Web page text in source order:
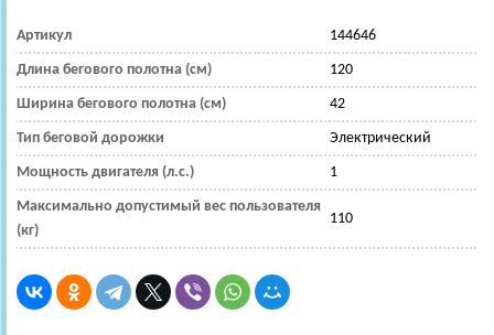
Артикул 144646
Длина бегового полотна (см) 120
Ширина бегового полотна (см) 42
Тип беговой дорожки Электрический
Мощность двигателя (л.с.) 1
Максимально допустимый вес пользователя
(кг)
110